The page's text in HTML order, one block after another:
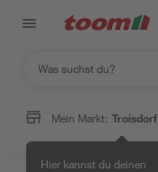
Mein Markt: Troisdorf
Hier kannst du deinen